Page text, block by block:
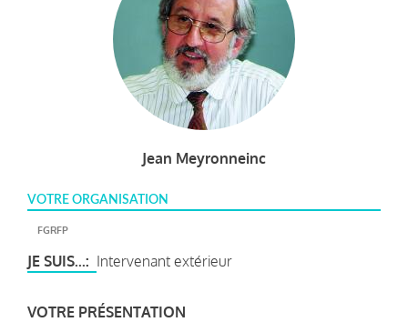
Jean Meyronneinc
VOTRE ORGANISATION
FGRFP
JE SUIS... Intervenant extérieur
VOTRE PRÉSENTATION